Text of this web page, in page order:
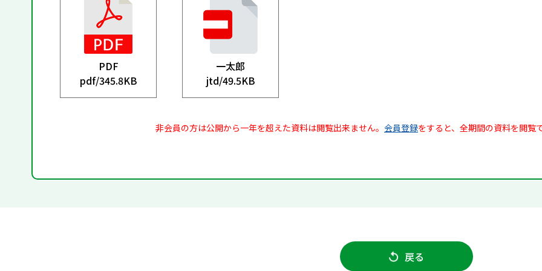
PDF
pdf/345.8KB
一太郎
jtd/49.5KB
非会員の方は公開から一年を超えた資料は閲覧出来ません。 会員登録をすると、全期間の資料を閲覧
戻る